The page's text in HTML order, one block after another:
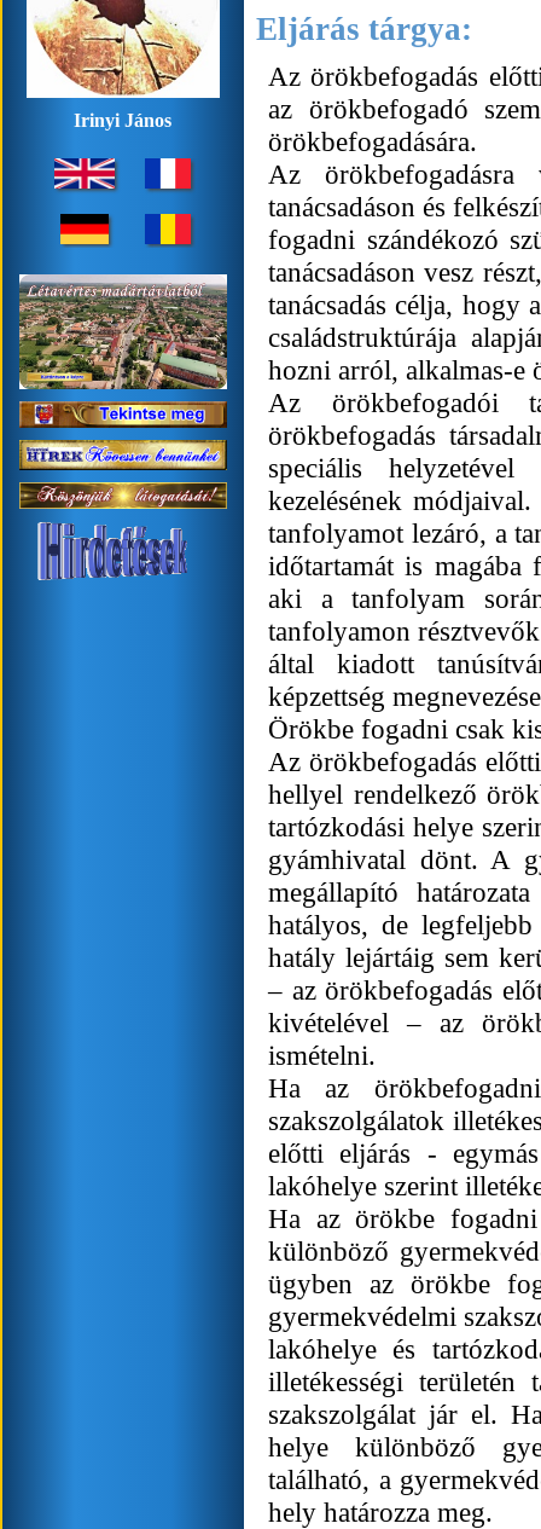
Irinyi János
Eljárás tárgya:
Az örökbefogadás
az örökbefogadó
örökbefogadására.
Az
tanácsadáson és
fogadni szándékozó
tanácsadáson vesz
tanácsadás célja, hogy
családstruktúrája
hozni arról, alkalmas-e
Az örökbefogadói
örökbefogadás
speciális
kezelésének
tanfolyamot lezáró, a
időtartamát is magába
aki a tanfolyam
tanfolyamon
által kiadott
képzettség
Örökbe fogadni csak
Az örökbefogadás
hellyel rendelkező
tartózkodási helye
gyámhivatal dönt. A
megállapító
hatályos, de
hatály lejártáig sem
– az örökbefogadás
kivételével – az
ismételni.
Ha az
szakszolgálatok
előtti eljárás -
lakóhelye szerint
Ha az örökbe fogadni
különböző
ügyben az örökbe
gyermekvédelmi
lakóhelye és
illetékességi területén
szakszolgálat jár el.
helye különböző
található, a
hely határozza meg.